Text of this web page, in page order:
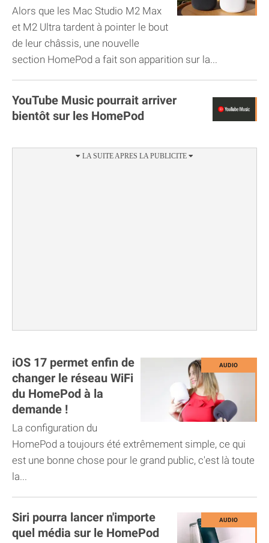
Alors que les Mac Studio M2 Max
et M2 Ultra tardent à pointer le bout
de leur châssis, une nouvelle
section HomePod a fait son apparition sur la...
YouTube Music pourrait arriver
bientôt sur les HomePod
iOS 17 permet enfin de
changer le réseau WiFi
du HomePod à la
demande !
La configuration du
HomePod a toujours été extrêmement simple, ce qui
est une bonne chose pour le grand public, c'est là toute
la...
Siri pourra lancer n'importe
quel média sur le HomePod